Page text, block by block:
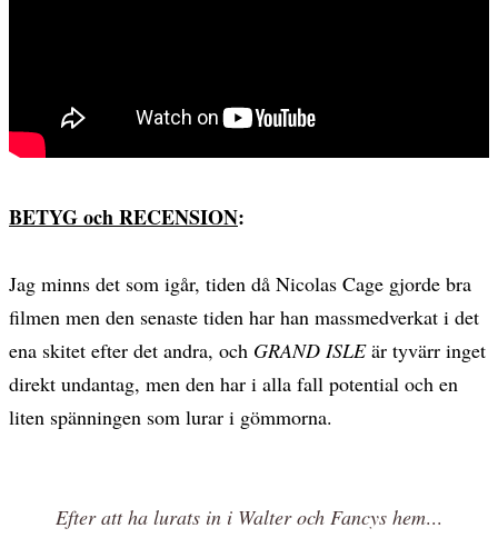
BETYG och RECENSION:
Jag minns det som igår, tiden då Nicolas Cage gjorde bra
filmen men den senaste tiden har han massmedverkat i det
ena skitet efter det andra, och GRAND ISLEär tyvärr inget
direkt undantag, men den har i alla fall potential och en
liten spänningen som lurar i gömmorna.
Efter att ha lurats in i Walter och Fancys hem...